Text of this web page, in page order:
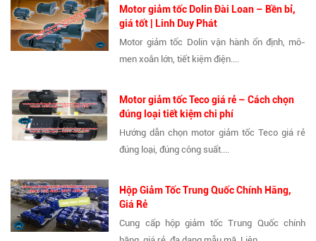
Motor giảm tốc Dolin Đài Loan – Bền bỉ,
giá tốt | Linh Duy Phát
Motor giảm tốc Dolin vận hành ổn định, mô-
men xoắn lớn, tiết kiệm điện....
Motor giảm tốc Teco giá rẻ – Cách chọn
đúng loại tiết kiệm chi phí
Hướng dẫn chọn motor giảm tốc Teco giá rẻ
đúng loại, đúng công suất....
Hộp Giảm Tốc Trung Quốc Chính Hãng,
Giá Rẻ
Cung cấp hộp giảm tốc Trung Quốc chính